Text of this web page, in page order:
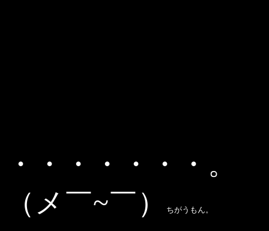
・・・・・・・。
（メ￣~￣）
ちがうもん。